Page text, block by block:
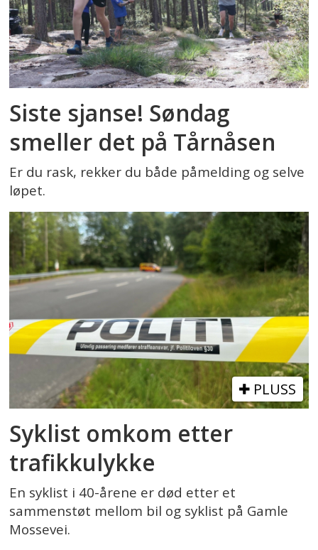
Siste sjanse! Søndag
smeller det på Tårnåsen
Er du rask, rekker du både påmelding og selve
løpet.
PLUSS
Syklist omkom etter
trafikkulykke
En syklist i 40-årene er død etter et
sammenstøt mellom bil og syklist på Gamle
Mossevei.